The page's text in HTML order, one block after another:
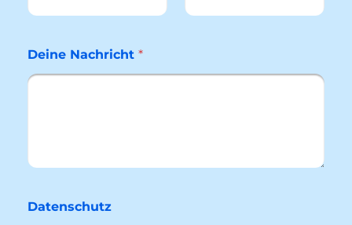
Deine Nachricht *
Datenschutz